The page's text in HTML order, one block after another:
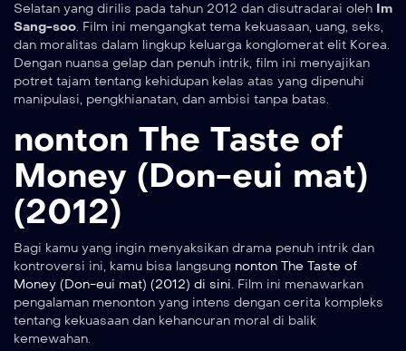
Selatan yang dirilis pada tahun 2012 dan disutradarai oleh Im
Sang-soo. Film ini mengangkat tema kekuasaan, uang, seks,
dan moralitas dalam lingkup keluarga konglomerat elit Korea.
Dengan nuansa gelap dan penuh intrik, film ini menyajikan
potret tajam tentang kehidupan kelas atas yang dipenuhi
manipulasi, pengkhianatan, dan ambisi tanpa batas.
nonton The Taste of
Money (Don-eui mat)
(2012)
Bagi kamu yang ingin menyaksikan drama penuh intrik dan
kontroversi ini, kamu bisa langsung nonton The Taste of
Money (Don-eui mat) (2012) di sini. Film ini menawarkan
pengalaman menonton yang intens dengan cerita kompleks
tentang kekuasaan dan kehancuran moral di balik
kemewahan.